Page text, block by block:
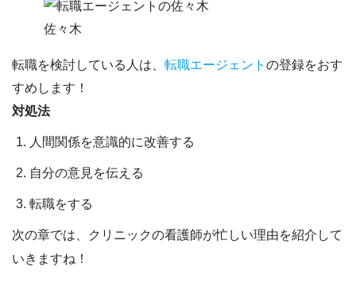
佐々木
転職を検討している人は、 転職エージェント の登録をおす
すめします！
対処法
人間関係を意識的に改善する
自分の意見を伝える
転職をする
次の章では、クリニックの看護師が忙しい理由を紹介して
いきますね！